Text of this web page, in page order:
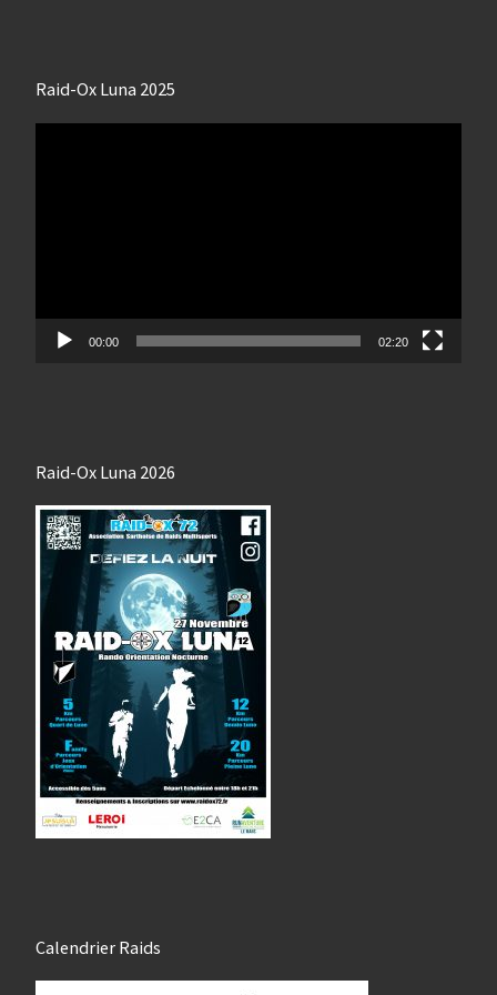
Raid-Ox Luna 2025
00:00 02:20
Raid-Ox Luna 2026
Calendrier Raids